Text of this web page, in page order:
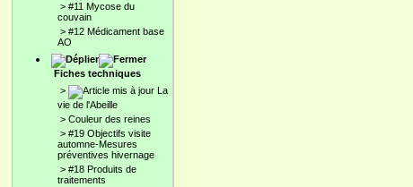
> #11 Mycose du
couvain
> #12 Médicament base
AO
Fiches techniques
>
La
vie de l'Abeille
> Couleur des reines
> #19 Objectifs visite
automne-Mesures
préventives hivernage
> #18 Produits de
traitements